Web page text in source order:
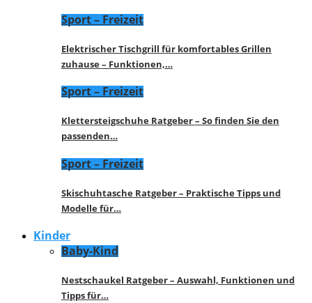
Sport – Freizeit
Elektrischer Tischgrill für komfortables Grillen
zuhause – Funktionen,…
Sport – Freizeit
Klettersteigschuhe Ratgeber – So finden Sie den
passenden…
Sport – Freizeit
Skischuhtasche Ratgeber – Praktische Tipps und
Modelle für…
Kinder
Baby-Kind
Nestschaukel Ratgeber – Auswahl, Funktionen und
Tipps für…